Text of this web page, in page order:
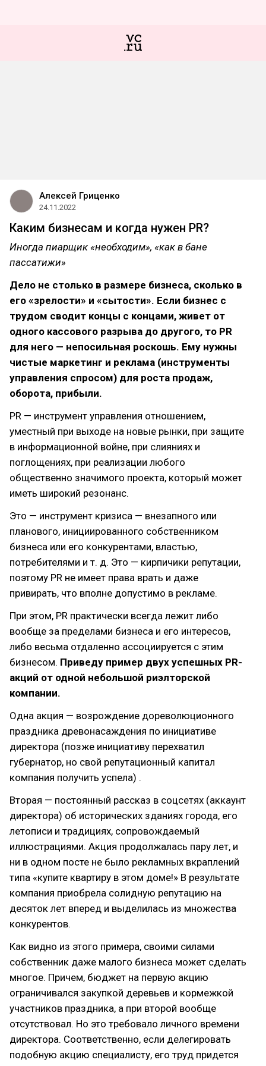
Алексей Гриценко
24.11.2022
Каким бизнесам и когда нужен PR?
Иногда пиарщик «необходим», «как в бане
пассатижи»
Дело не столько в размере бизнеса, сколько в
его «зрелости» и «сытости». Если бизнес с
трудом сводит концы с концами, живет от
одного кассового разрыва до другого, то PR
для него — непосильная роскошь. Ему нужны
чистые маркетинг и реклама (инструменты
управления спросом) для роста продаж,
оборота, прибыли.
PR — инструмент управления отношением,
уместный при выходе на новые рынки, при защите
в информационной войне, при слияниях и
поглощениях, при реализации любого
общественно значимого проекта, который может
иметь широкий резонанс.
Это — инструмент кризиса — внезапного или
планового, инициированного собственником
бизнеса или его конкурентами, властью,
потребителями и т. д. Это — кирпичики репутации,
поэтому PR не имеет права врать и даже
привирать, что вполне допустимо в рекламе.
При этом, PR практически всегда лежит либо
вообще за пределами бизнеса и его интересов,
либо весьма отдаленно ассоциируется с этим
бизнесом. Приведу пример двух успешных PR-
акций от одной небольшой риэлторской
компании.
Одна акция — возрождение дореволюционного
праздника древонасаждения по инициативе
директора (позже инициативу перехватил
губернатор, но свой репутационный капитал
компания получить успела) .
Вторая — постоянный рассказ в соцсетях (аккаунт
директора) об исторических зданиях города, его
летописи и традициях, сопровождаемый
иллюстрациями. Акция продолжалась пару лет, и
ни в одном посте не было рекламных вкраплений
типа «купите квартиру в этом доме!» В результате
компания приобрела солидную репутацию на
десяток лет вперед и выделилась из множества
конкурентов.
Как видно из этого примера, своими силами
собственник даже малого бизнеса может сделать
многое. Причем, бюджет на первую акцию
ограничивался закупкой деревьев и кормежкой
участников праздника, а при второй вообще
отсутствовал. Но это требовало личного времени
директора. Соответственно, если делегировать
подобную акцию специалисту, его труд придется